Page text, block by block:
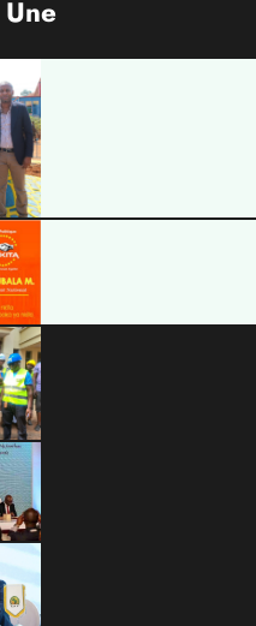
Mashariki RDC | Fièrement